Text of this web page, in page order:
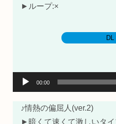
►ループ:×
DL
声
00:00
♪情熱の偏屈人(ver.2)
►暗くて速くて激しいタイ